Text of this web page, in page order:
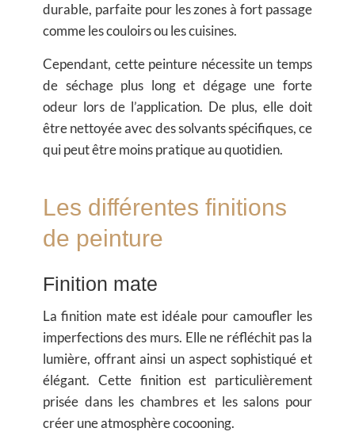
durable, parfaite pour les zones à fort passage
comme les couloirs ou les cuisines.
Cependant, cette peinture nécessite un temps
de séchage plus long et dégage une forte
odeur lors de l’application. De plus, elle doit
être nettoyée avec des solvants spécifiques, ce
qui peut être moins pratique au quotidien.
Les différentes finitions
de peinture
Finition mate
Lafinition mateest idéale pour camoufler les
imperfections des murs. Elle ne réfléchit pas la
lumière, offrant ainsi un aspect sophistiqué et
élégant. Cette finition est particulièrement
prisée dans les chambres et les salons pour
créer une atmosphère cocooning.